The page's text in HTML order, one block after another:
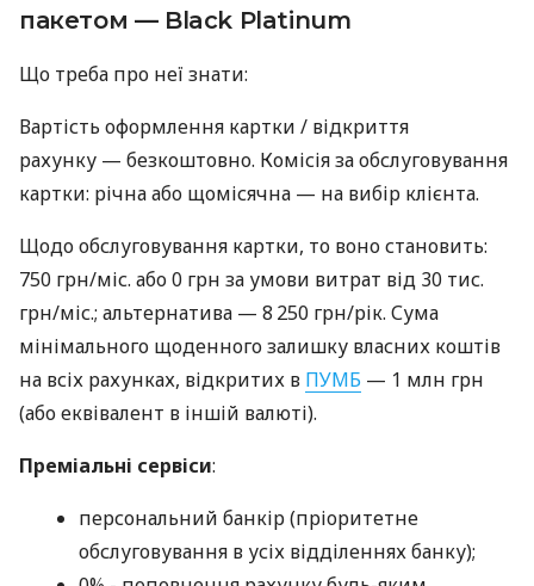
пакетом — Black Platinum
Що треба про неї знати:
Вартість оформлення картки / відкриття
рахунку — безкоштовно. Комісія за обслуговування
картки: річна або щомісячна — на вибір клієнта.
Щодо обслуговування картки, то воно становить:
750 грн/міс. або 0 грн за умови витрат від 30 тис.
грн/міс.; альтернатива — 8 250 грн/рік. Сума
мінімального щоденного залишку власних коштів
на всіх рахунках, відкритих в ПУМБ — 1 млн грн
(або еквівалент в іншій валюті).
Преміальні сервіси:
персональний банкір (пріоритетне
обслуговування в усіх відділеннях банку);